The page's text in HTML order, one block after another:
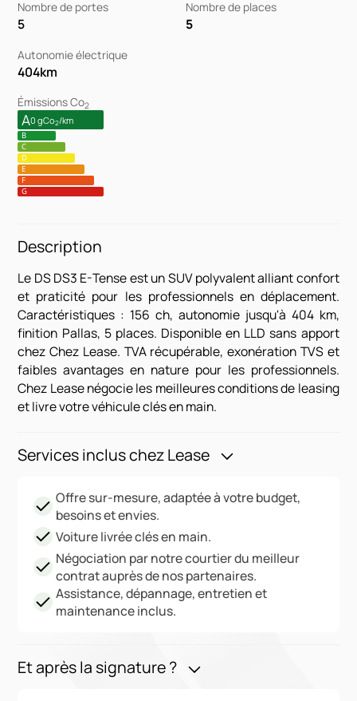
Nombre de portes
5
Nombre de places
5
Autonomie électrique
404km
Émissions Co2
A0 gCo2/km
B
C
D
E
F
G
Description
Le DS DS3 E-Tense est un SUV polyvalent alliant confort
et praticité pour les professionnels en déplacement.
Caractéristiques : 156 ch, autonomie jusqu'à 404 km,
finition Pallas, 5 places. Disponible en LLD sans apport
chez Chez Lease. TVA récupérable, exonération TVS et
faibles avantages en nature pour les professionnels.
Chez Lease négocie les meilleures conditions de leasing
et livre votre véhicule clés en main.
Services inclus chez Lease
Offre sur-mesure, adaptée à votre budget,
besoins et envies.
Voiture livrée clés en main.
Négociation par notre courtier du meilleur
contrat auprès de nos partenaires.
Assistance, dépannage, entretien et
maintenance inclus.
Et après la signature ?